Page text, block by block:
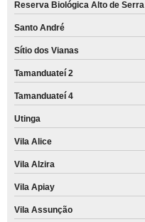
Reserva Biológica Alto de Serra
Santo André
Sítio dos Vianas
Tamanduateí 2
Tamanduateí 4
Utinga
Vila Alice
Vila Alzira
Vila Apiay
Vila Assunção